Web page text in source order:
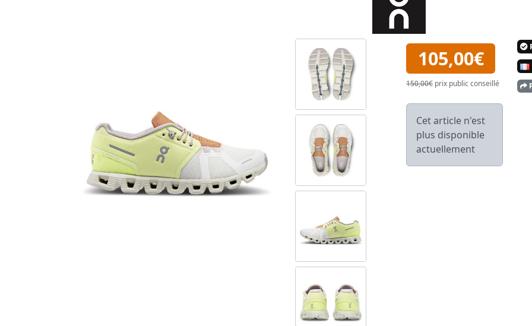
105,00€
150,00€ prix public conseillé
Cet article n'est
plus disponible
actuellement